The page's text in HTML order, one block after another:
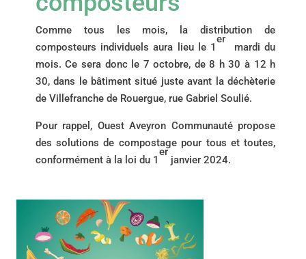
Comme tous les mois, la distribution de
composteurs individuels aura lieu le 1
er
mardi du
mois. Ce sera donc le 7 octobre, de 8 h 30 à 12 h
30, dans le bâtiment situé juste avant la déchèterie
de Villefranche de Rouergue, rue Gabriel Soulié.
Pour rappel, Ouest Aveyron Communauté propose
des solutions de compostage pour tous et toutes,
conformément à la loi du 1
er
janvier 2024.